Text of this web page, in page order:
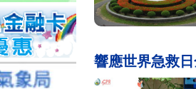
響應世界急救